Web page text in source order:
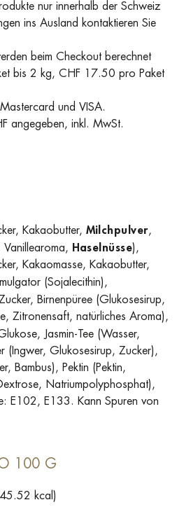
nur innerhalb der Schweiz
ins Ausland kontaktieren Sie
beim Checkout berechnet
bis 2 kg, CHF 17.50 pro Paket
und VISA.
angegeben, inkl. MwSt.
Kakaobutter, Milchpulver,
Haselnüsse),
Kakaomasse, Kakaobutter,
(Sojalecithin),
Birnenpüree (Glukosesirup,
Zitronensaft, natürliches Aroma),
Jasmin-Tee (Wasser,
(Ingwer, Glukosesirup, Zucker),
Bambus), Pektin (Pektin,
Natriumpolyphosphat),
E102, E133. Kann Spuren von
100 G
kcal)